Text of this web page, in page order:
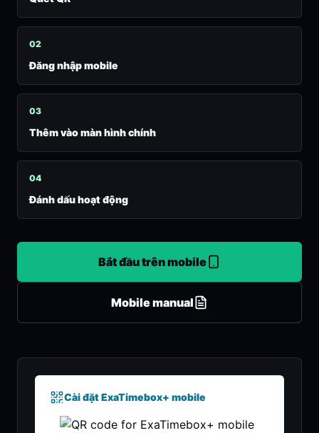
02
Đăng nhập mobile
03
Thêm vào màn hình chính
04
Đánh dấu hoạt động
Bắt đầu trên mobile
Mobile manual
Cài đặt ExaTimebox+ mobile